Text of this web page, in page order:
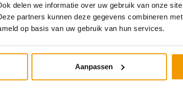
delen we informatie over uw gebruik van onze
partners kunnen deze gegevens combineren
op basis van uw gebruik van hun services.
Aanpassen